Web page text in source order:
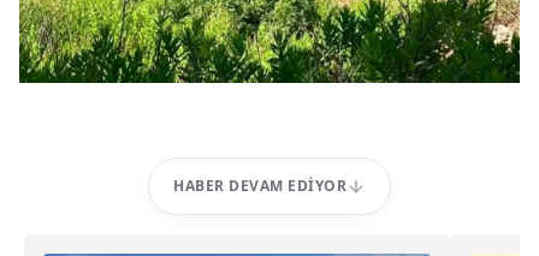
HABER DEVAM EDIYOR